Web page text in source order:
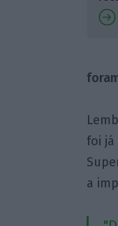
foi já
a